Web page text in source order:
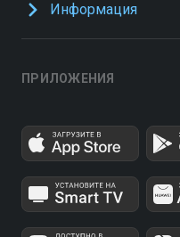
Информация
ПРИЛОЖЕНИЯ